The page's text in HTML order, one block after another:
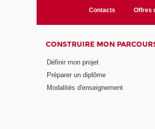
Contacts Offres
CONSTRUIRE MON
Définir mon projet
Préparer un diplôme
Modalités d'enseignement